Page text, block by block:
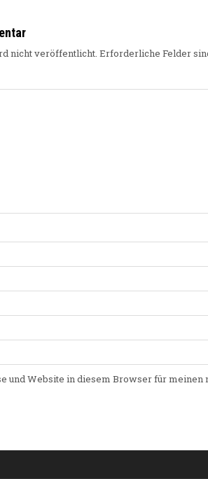
nicht veröffentlicht. Erforderliche Felder
und Website in diesem Browser für meinen